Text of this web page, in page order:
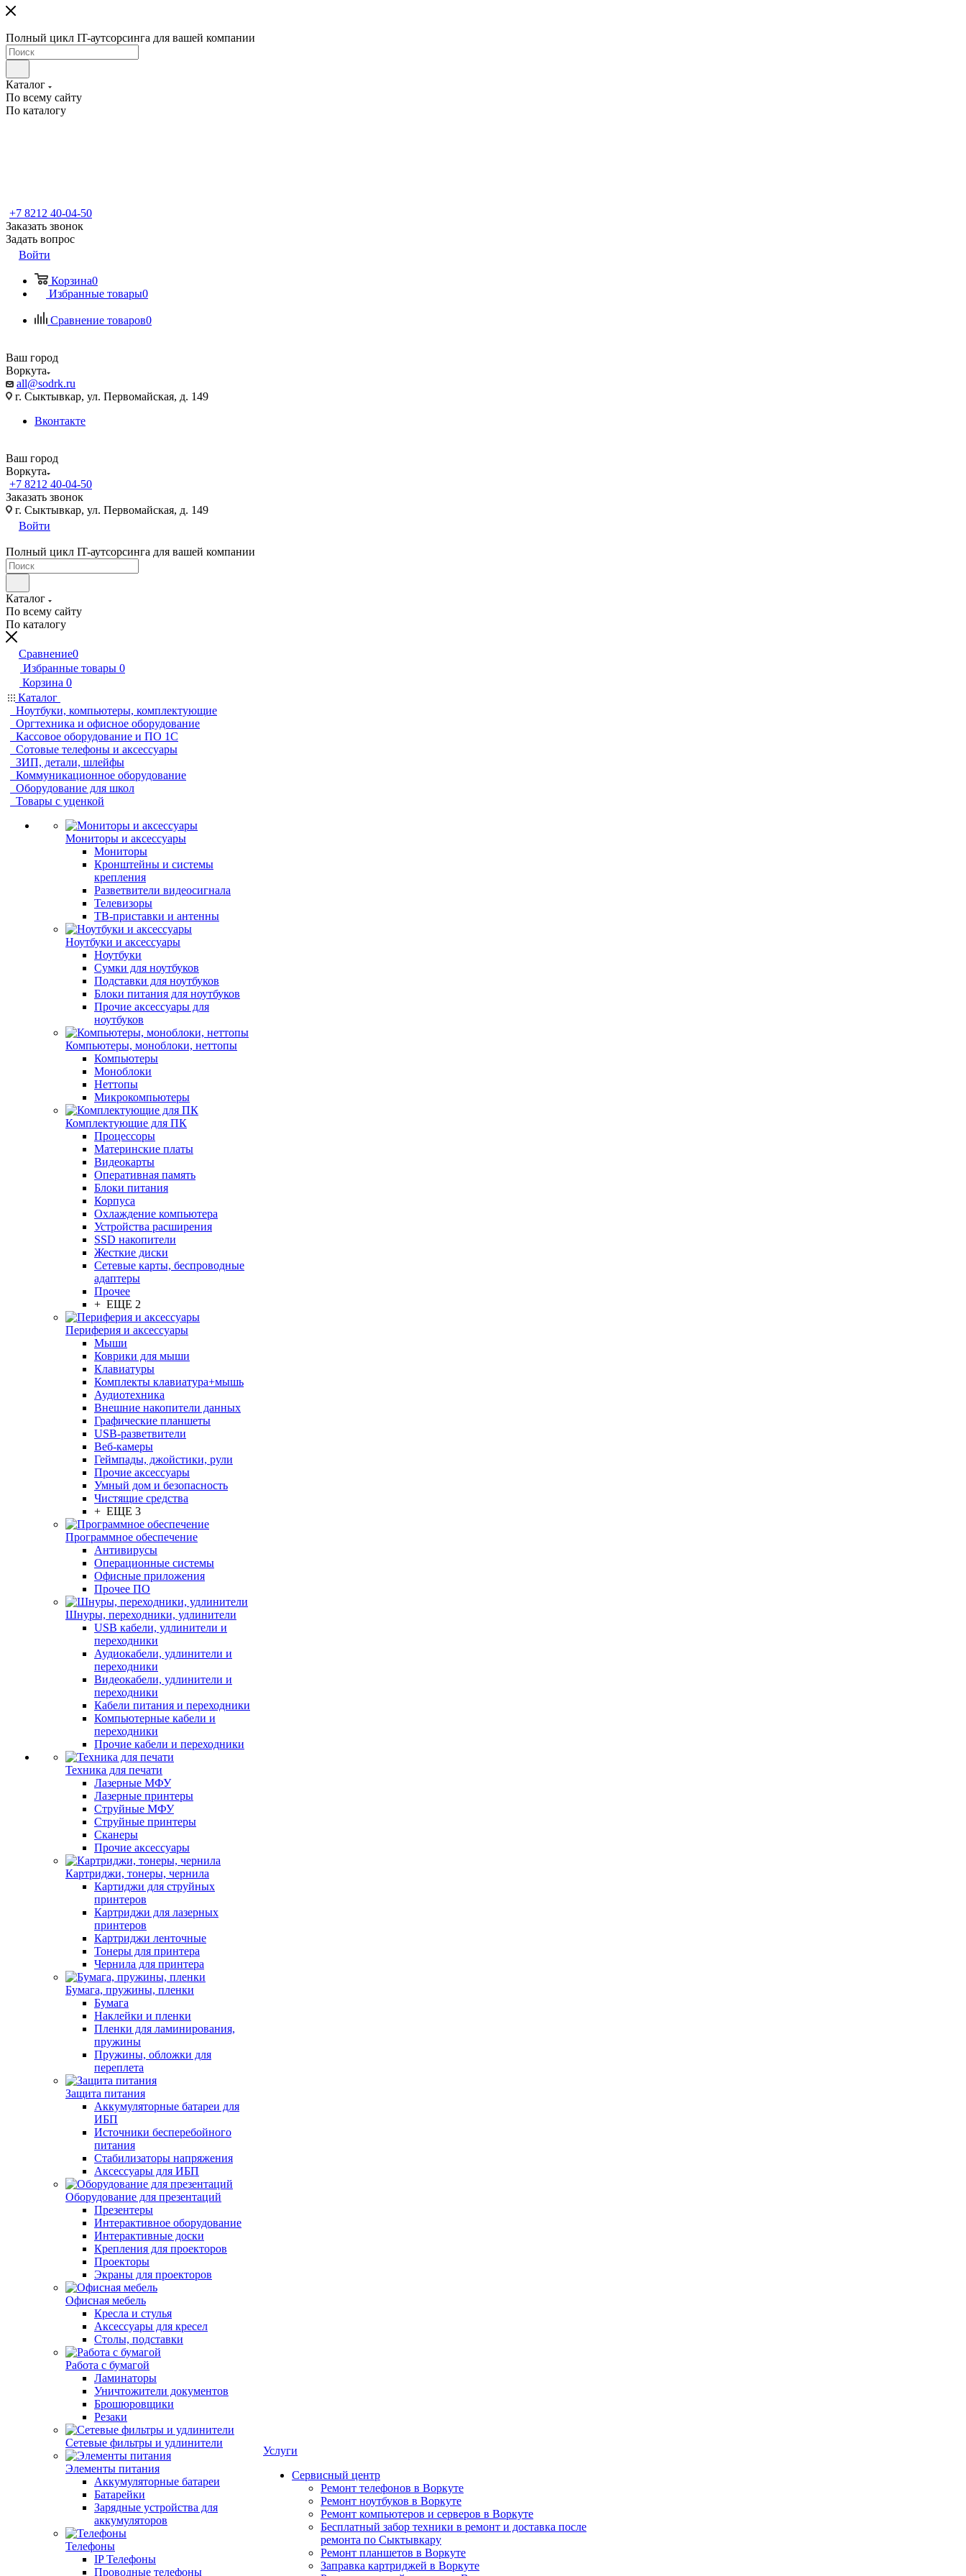
Полный цикл IT-аутсорсинга для вашей компании
Каталог
По всему сайту
По каталогу
+7 8212 40-04-50
Заказать звонок
Задать вопрос
Войти
Корзина0
Избранные товары0
Сравнение товаров0
Ваш город
Воркута
all@sodrk.ru
г. Сыктывкар, ул. Первомайская, д. 149
Вконтакте
Ваш город
Воркута
+7 8212 40-04-50
Заказать звонок
г. Сыктывкар, ул. Первомайская, д. 149
Войти
Полный цикл IT-аутсорсинга для вашей компании
Каталог
По всему сайту
По каталогу
Сравнение0
Избранные товары 0
Корзина 0
Каталог
Ноутбуки, компьютеры, комплектующие
Оргтехника и офисное оборудование
Кассовое оборудование и ПО 1С
Сотовые телефоны и аксессуары
ЗИП, детали, шлейфы
Коммуникационное оборудование
Оборудование для школ
Товары с уценкой
Мониторы и аксессуары
Мониторы
Кронштейны и системы
крепления
Разветвители видеосигнала
Телевизоры
ТВ-приставки и антенны
Ноутбуки и аксессуары
Ноутбуки
Сумки для ноутбуков
Подставки для ноутбуков
Блоки питания для ноутбуков
Прочие аксессуары для
ноутбуков
Компьютеры, моноблоки, неттопы
Компьютеры
Моноблоки
Неттопы
Микрокомпьютеры
Комплектующие для ПК
Процессоры
Материнские платы
Видеокарты
Оперативная память
Блоки питания
Корпуса
Охлаждение компьютера
Устройства расширения
SSD накопители
Жесткие диски
Сетевые карты, беспроводные
адаптеры
Прочее
+ ЕЩЕ 2
Периферия и аксессуары
Мыши
Коврики для мыши
Клавиатуры
Комплекты клавиатура+мышь
Аудиотехника
Внешние накопители данных
Графические планшеты
USB-разветвители
Веб-камеры
Геймпады, джойстики, рули
Прочие аксессуары
Умный дом и безопасность
Чистящие средства
+ ЕЩЕ 3
Программное обеспечение
Антивирусы
Операционные системы
Офисные приложения
Прочее ПО
Шнуры, переходники, удлинители
USB кабели, удлинители и
переходники
Аудиокабели, удлинители и
переходники
Видеокабели, удлинители и
переходники
Кабели питания и переходники
Компьютерные кабели и
переходники
Прочие кабели и переходники
Техника для печати
Лазерные МФУ
Лазерные принтеры
Струйные МФУ
Струйные принтеры
Сканеры
Прочие аксессуары
Картриджи, тонеры, чернила
Картиджи для струйных
принтеров
Картриджи для лазерных
принтеров
Картриджи ленточные
Тонеры для принтера
Чернила для принтера
Бумага, пружины, пленки
Бумага
Наклейки и пленки
Пленки для ламинирования,
пружины
Пружины, обложки для
переплета
Защита питания
Аккумуляторные батареи для
ИБП
Источники бесперебойного
питания
Стабилизаторы напряжения
Аксессуары для ИБП
Оборудование для презентаций
Презентеры
Интерактивное оборудование
Интерактивные доски
Крепления для проекторов
Проекторы
Экраны для проекторов
Офисная мебель
Кресла и стулья
Аксессуары для кресел
Столы, подставки
Работа с бумагой
Ламинаторы
Уничтожители документов
Брошюровщики
Резаки
Сетевые фильтры и удлинители
Элементы питания
Аккумуляторные батареи
Батарейки
Зарядные устройства для
аккумуляторов
Телефоны
IP Телефоны
Проводные телефоны
Услуги
Сервисный центр
Ремонт телефонов в Воркуте
Ремонт ноутбуков в Воркуте
Ремонт компьютеров и серверов в Воркуте
Бесплатный забор техники в ремонт и доставка после
ремонта по Сыктывкару
Ремонт планшетов в Воркуте
Заправка картриджей в Воркуте